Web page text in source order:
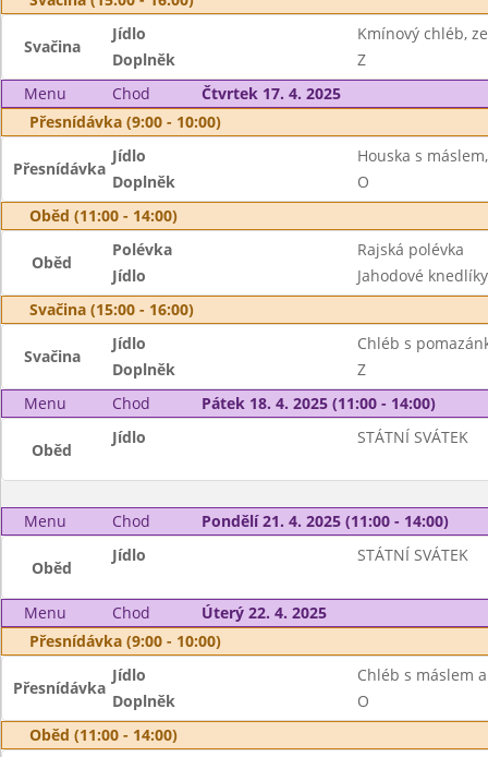
Svačina
Jídlo
Kmínový chléb,
Doplněk
Z
Menu
Chod
Čtvrtek 17. 4. 2025
Přesnídávka (9:00 - 10:00)
Přesnídávka
Jídlo
Houska s
Doplněk
O
Oběd (11:00 - 14:00)
Oběd
Polévka
Rajská polévka
Jídlo
Jahodové knedlíky
Svačina (15:00 - 16:00)
Svačina
Jídlo
Chléb s
Doplněk
Z
Menu
Chod Pátek 18. 4. 2025 (11:00 - 14:00)
Oběd
Jídlo STÁTNÍ SVÁTEK
Menu Chod Pondělí 21. 4. 2025 (11:00 - 14:00)
Oběd
Jídlo STÁTNÍ SVÁTEK
Menu Chod
Úterý 22. 4. 2025
Přesnídávka (9:00 - 10:00)
Přesnídávka
Jídlo
Chléb s máslem
Doplněk
O
Oběd (11:00 - 14:00)